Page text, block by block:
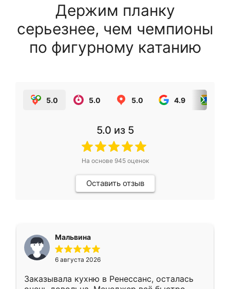
Держим планку
серьезнее, чем чемпионы
по фигурному катанию
5.0 5.0 5.0 4.9
5.0 из 5
На основе 945оценок
Оставить отзыв
Мальвина
6 августа 2026
Заказывала кухню в Ренессанс, осталась